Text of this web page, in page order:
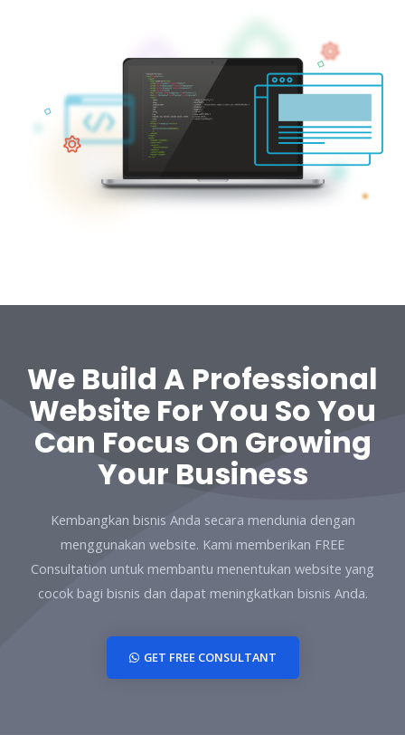
We Build A Professional
Website For You So You
Can Focus On Growing
Your Business
Kembangkan bisnis Anda secara mendunia dengan
menggunakan website. Kami memberikan FREE
Consultation untuk membantu menentukan website yang
cocok bagi bisnis dan dapat meningkatkan bisnis Anda.
GET FREE CONSULTANT